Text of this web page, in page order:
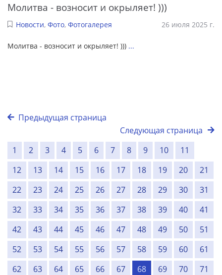
Молитва - возносит и окрыляет! )))
Новости, Фото, Фотогалерея 26 июля 2025 г.
Молитва - возносит и окрыляет! ))) ...
Предыдущая страница
Следующая страница
1
2 3 4 5 6 7 8 9 10
11
12
13 14 15 16 17 18 19 20
21
22
23 24 25 26 27 28 29 30
31
32
33 34 35 36 37 38 39 40
41
42
43 44 45 46 47 48 49 50
51
52
53 54 55 56 57 58 59 60
61
62
63 64 65 66 67 68 69 70
71